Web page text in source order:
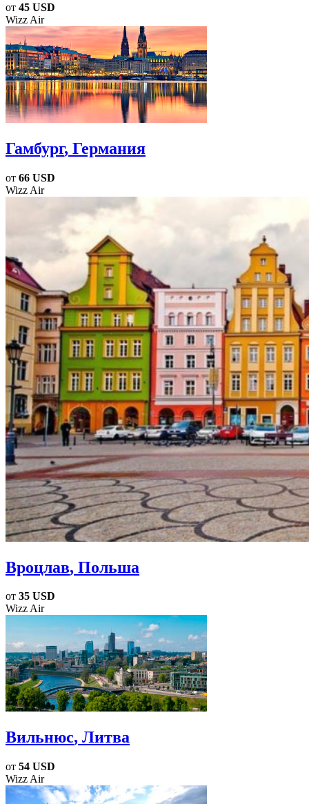
от 45 USD
Wizz Air
Гамбург, Германия
от 66 USD
Wizz Air
Вроцлав, Польша
от 35 USD
Wizz Air
Вильнюс, Литва
от 54 USD
Wizz Air